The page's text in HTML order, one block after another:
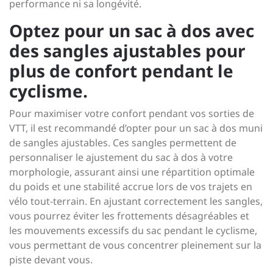
performance ni sa longévité.
Optez pour un sac à dos avec
des sangles ajustables pour
plus de confort pendant le
cyclisme.
Pour maximiser votre confort pendant vos sorties de
VTT, il est recommandé d’opter pour un sac à dos muni
de sangles ajustables. Ces sangles permettent de
personnaliser le ajustement du sac à dos à votre
morphologie, assurant ainsi une répartition optimale
du poids et une stabilité accrue lors de vos trajets en
vélo tout-terrain. En ajustant correctement les sangles,
vous pourrez éviter les frottements désagréables et
les mouvements excessifs du sac pendant le cyclisme,
vous permettant de vous concentrer pleinement sur la
piste devant vous.